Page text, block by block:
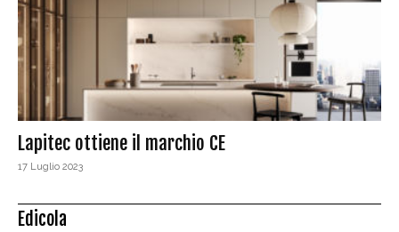
Lapitec ottiene il marchio CE
17 Luglio 2023
Edicola